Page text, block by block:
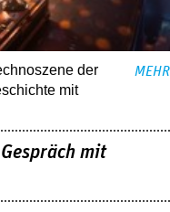
der
mit
MEHR
mit